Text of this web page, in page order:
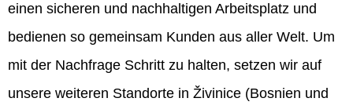
einen sicheren und nachhaltigen Arbeitsplatz und
bedienen so gemeinsam Kunden aus aller Welt. Um
mit der Nachfrage Schritt zu halten, setzen wir auf
unsere weiteren Standorte in Živinice (Bosnien und